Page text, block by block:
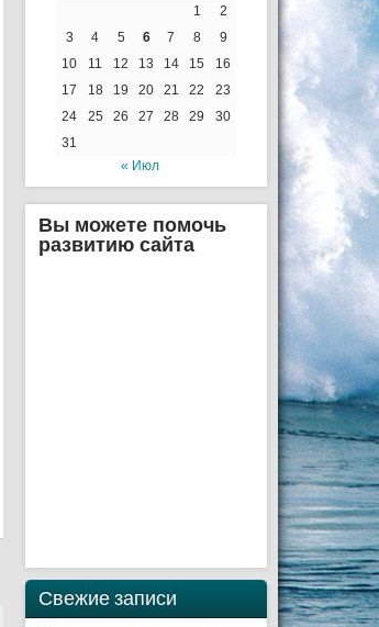
1
2
3
4 5 6 7 8
9
10
11 12 13 14 15
16
17
18 19 20 21 22
23
24
25 26 27 28 29
30
31
« Июл
Вы можете помочь
развитию сайта
Свежие записи